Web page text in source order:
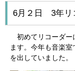
6月２日 3年リ
初めてリコーダー
ます。今年も音楽
を出していました。